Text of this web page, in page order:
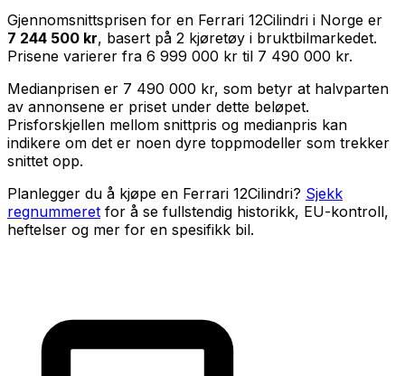
Gjennomsnittsprisen for en Ferrari 12Cilindri i Norge er
7 244 500 kr, basert på 2 kjøretøy i bruktbilmarkedet.
Prisene varierer fra 6 999 000 kr til 7 490 000 kr.
Medianprisen er 7 490 000 kr, som betyr at halvparten
av annonsene er priset under dette beløpet.
Prisforskjellen mellom snittpris og medianpris kan
indikere om det er noen dyre toppmodeller som trekker
snittet opp.
Planlegger du å kjøpe en Ferrari 12Cilindri? Sjekk
regnummeret for å se fullstendig historikk, EU-kontroll,
heftelser og mer for en spesifikk bil.